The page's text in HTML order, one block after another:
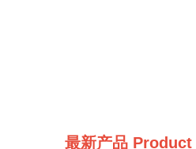
最新产品 Product